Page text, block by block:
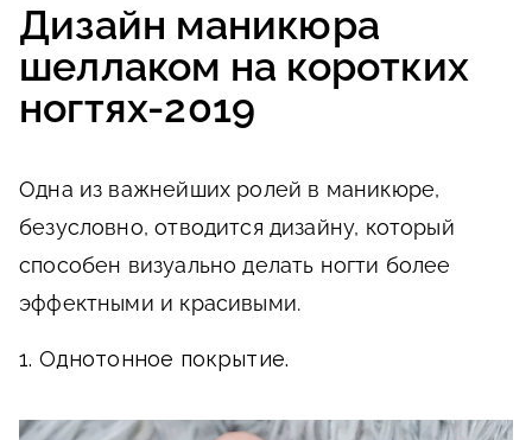
Дизайн маникюра
шеллаком на коротких
ногтях-2019
Одна из важнейших ролей в маникюре,
безусловно, отводится дизайну, который
способен визуально делать ногти более
эффектными и красивыми.
1. Однотонное покрытие.